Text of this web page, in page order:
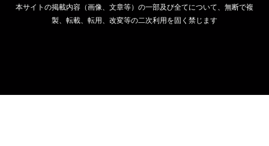
本サイトの掲載内容（画像、文章等）の一部及び全てについて、無断で複
製、転載、転用、改変等の二次利用を固く禁じます